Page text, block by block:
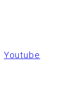
Youtube